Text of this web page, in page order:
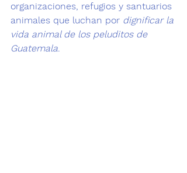
organizaciones, refugios y santuarios
animales que luchan por dignificar la
vida animal de los peluditos de
Guatemala.